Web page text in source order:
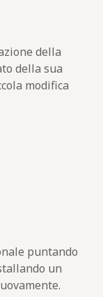
della
della sua
modifica
puntando
un